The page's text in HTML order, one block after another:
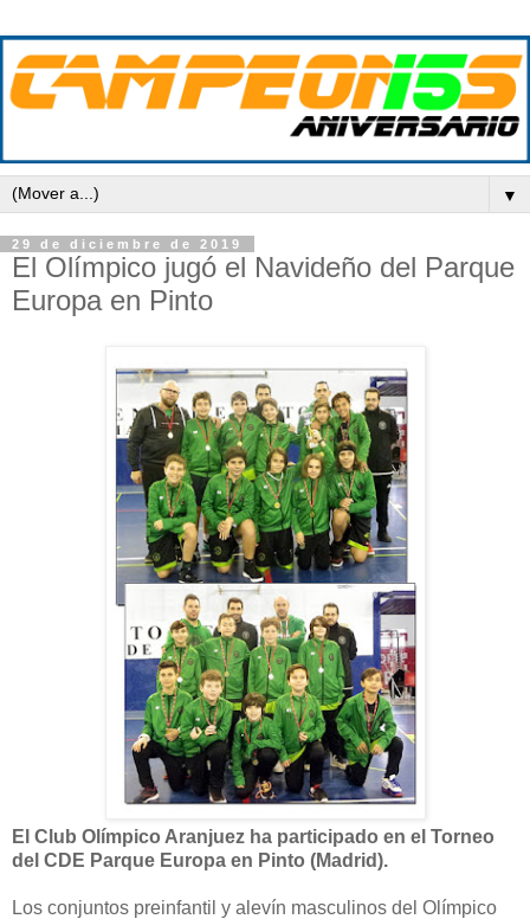
▼
29 de diciembre de 2019
El Olímpico jugó el Navideño del Parque
Europa en Pinto
El Club Olímpico Aranjuez ha participado en el Torneo
del CDE Parque Europa en Pinto (Madrid).
Los conjuntos preinfantil y alevín masculinos del Olímpico